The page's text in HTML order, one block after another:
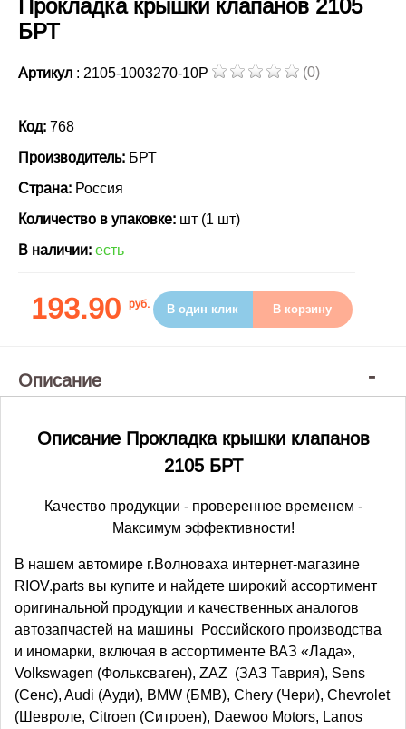
Прокладка крышки клапанов 2105
БРТ
Артикул : 2105-1003270-10Р (0)
Код: 768
Производитель: БРТ
Страна: Россия
Количество в упаковке: шт (1 шт)
В наличии: есть
193.90 руб. В один клик В корзину
Описание
Описание Прокладка крышки клапанов
2105 БРТ
Качество продукции - проверенное временем -
Максимум эффективности!
В нашем автомире г.Волноваха интернет-магазине
RIOV.parts вы купите и найдете широкий ассортимент
оригинальной продукции и качественных аналогов
автозапчастей на машины Российского производства
и иномарки, включая в ассортименте ВАЗ «Лада»,
Volkswagen (Фольксваген), ZAZ (ЗАЗ Таврия), Sens
(Сенс), Audi (Ауди), BMW (БМВ), Chery (Чери), Chevrolet
(Шевроле, Citroen (Ситроен), Daewoo Motors, Lanos